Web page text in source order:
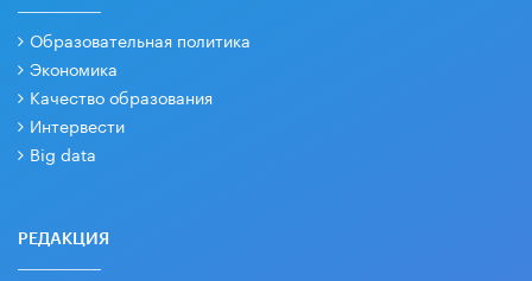
Образовательная политика
Экономика
Качество образования
Интервести
Big data
РЕДАКЦИЯ